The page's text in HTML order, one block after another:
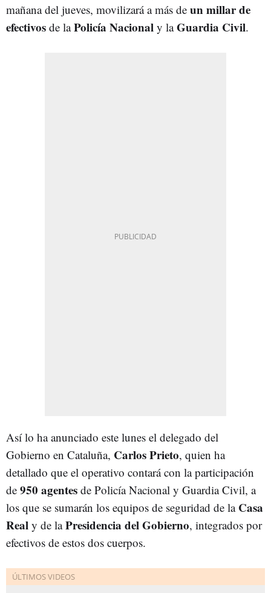
mañana del jueves, movilizará a más de un millar de
efectivos de laPolicía Nacional y laGuardia Civil.
Así lo ha anunciado este lunes el delegado del
Gobierno en Cataluña, Carlos Prieto, quien ha
detallado que el operativo contará con la participación
de 950 agentes de Policía Nacional y Guardia Civil, a
los que se sumarán los equipos de seguridad de la Casa
Real y de laPresidencia del Gobierno, integrados por
efectivos de estos dos cuerpos.